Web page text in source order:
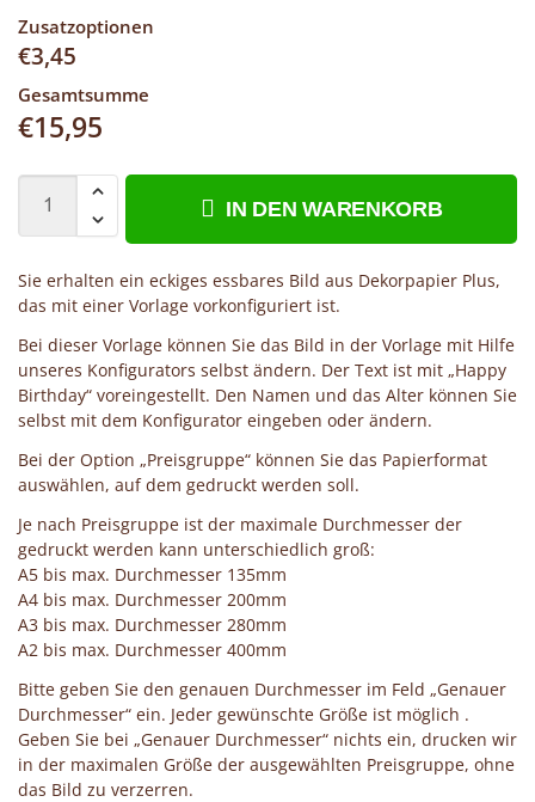
Zusatzoptionen
€3,45
Gesamtsumme
€15,95
IN DEN WARENKORB
Sie erhalten ein eckiges essbares Bild aus Dekorpapier Plus,
das mit einer Vorlage vorkonfiguriert ist.
Bei dieser Vorlage können Sie das Bild in der Vorlage mit Hilfe
unseres Konfigurators selbst ändern. Der Text ist mit „Happy
Birthday“ voreingestellt. Den Namen und das Alter können Sie
selbst mit dem Konfigurator eingeben oder ändern.
Bei der Option „Preisgruppe“ können Sie das Papierformat
auswählen, auf dem gedruckt werden soll.
Je nach Preisgruppe ist der maximale Durchmesser der
gedruckt werden kann unterschiedlich groß:
A5 bis max. Durchmesser 135mm
A4 bis max. Durchmesser 200mm
A3 bis max. Durchmesser 280mm
A2 bis max. Durchmesser 400mm
Bitte geben Sie den genauen Durchmesser im Feld „Genauer
Durchmesser“ ein. Jeder gewünschte Größe ist möglich .
Geben Sie bei „Genauer Durchmesser“ nichts ein, drucken wir
in der maximalen Größe der ausgewählten Preisgruppe, ohne
das Bild zu verzerren.